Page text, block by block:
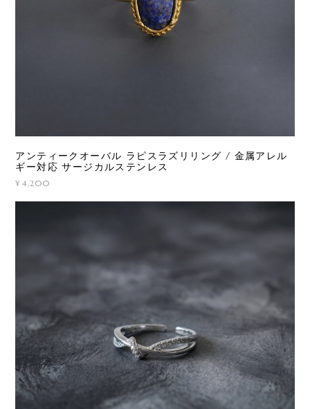
アンティークオーバル ラピスラズリリング / 金属アレル
ギー対応 サージカルステンレス
¥4,200